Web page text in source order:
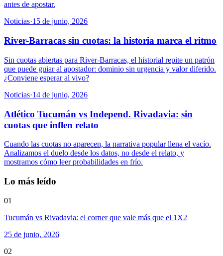
antes de apostar.
Noticias·15 de junio, 2026
River-Barracas sin cuotas: la historia marca el ritmo
Sin cuotas abiertas para River-Barracas, el historial repite un patrón
que puede guiar al apostador: dominio sin urgencia y valor diferido.
¿Conviene esperar al vivo?
Noticias·14 de junio, 2026
Atlético Tucumán vs Independ. Rivadavia: sin
cuotas que inflen relato
Cuando las cuotas no aparecen, la narrativa popular llena el vacío.
Analizamos el duelo desde los datos, no desde el relato, y
mostramos cómo leer probabilidades en frío.
Lo más leído
01
Tucumán vs Rivadavia: el corner que vale más que el 1X2
25 de junio, 2026
02